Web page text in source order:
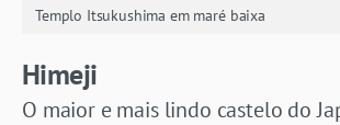
Templo Itsukushima em maré baixa
Himeji
O maior e mais lindo castelo do